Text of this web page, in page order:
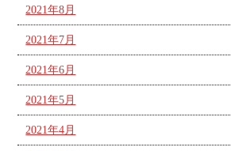
2021年8月
2021年7月
2021年6月
2021年5月
2021年4月